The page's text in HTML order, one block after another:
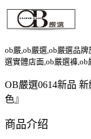
ob嚴,ob嚴選,ob嚴選品
選實體店面,ob嚴選褲
OB嚴選0614新品
色』
商品介绍